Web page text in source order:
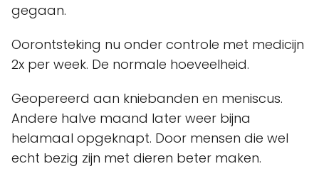
gegaan.
Oorontsteking nu onder controle met medicijn
2x per week. De normale hoeveelheid.
Geopereerd aan kniebanden en meniscus.
Andere halve maand later weer bijna
helamaal opgeknapt. Door mensen die wel
echt bezig zijn met dieren beter maken.